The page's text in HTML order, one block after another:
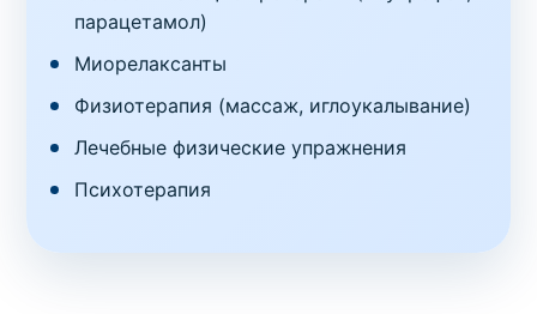
парацетамол)
Миорелаксанты
Физиотерапия (массаж, иглоукалывание)
Лечебные физические упражнения
Психотерапия